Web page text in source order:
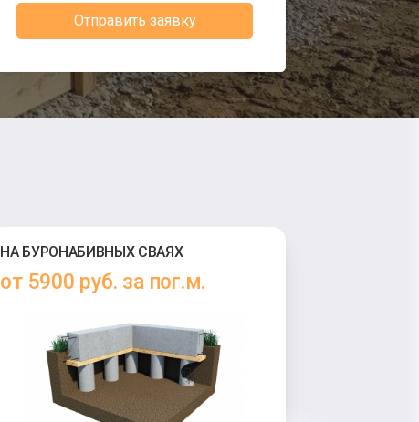
Отправить заявку
НА БУРОНАБИВНЫХ СВАЯХ
от 5900 руб. за пог.м.